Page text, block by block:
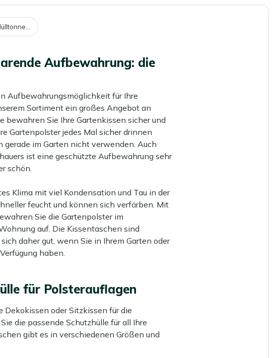
Aufbewahrung: die
Aufbewahrungsmöglichkeit für Ihre
Sortiment ein großes Angebot an
bewahren Sie Ihre Gartenkissen sicher und
Gartenpolster jedes Mal sicher drinnen
gerade im Garten nicht verwenden. Auch
ist eine geschützte Aufbewahrung sehr
schön.
Klima mit viel Kondensation und Tau in der
feucht und können sich verfärben. Mit
Sie die Gartenpolster im
auf. Die Kissentaschen sind
daher gut, wenn Sie in Ihrem Garten oder
haben.
für Polsterauflagen
Dekokissen oder Sitzkissen für die
die passende Schutzhülle für all Ihre
gibt es in verschiedenen Größen und